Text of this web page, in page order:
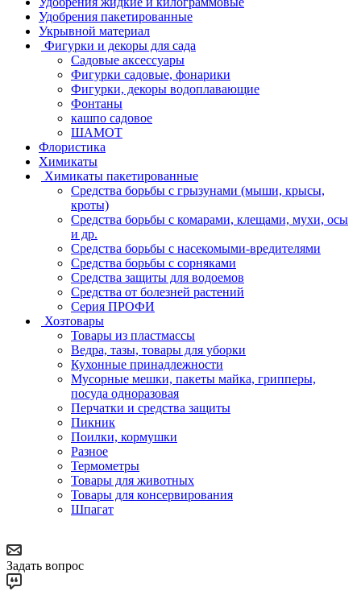
Удобрения пакетированные
Укрывной материал
Фигурки и декоры для сада
Садовые аксессуары
Фигурки садовые, фонарики
Фигурки, декоры водоплавающие
Фонтаны
кашпо садовое
ШАМОТ
Флористика
Химикаты
Химикаты пакетированные
Средства борьбы с грызунами (мыши, крысы,
кроты)
Средства борьбы с комарами, клещами, мухи, осы
и др.
Средства борьбы с насекомыми-вредителями
Средства борьбы с сорняками
Средства защиты для водоемов
Средства от болезней растений
Серия ПРОФИ
Хозтовары
Товары из пластмассы
Ведра, тазы, товары для уборки
Кухонные принадлежности
Мусорные мешки, пакеты майка, грипперы,
посуда одноразовая
Перчатки и средства защиты
Пикник
Поилки, кормушки
Разное
Термометры
Товары для животных
Товары для консервирования
Шпагат
Задать вопрос